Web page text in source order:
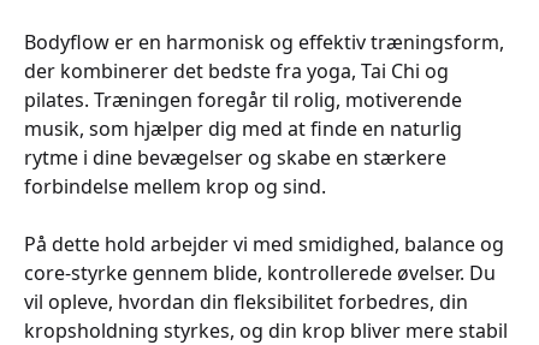
Bodyflow er en harmonisk og effektiv træningsform,
der kombinerer det bedste fra yoga, Tai Chi og
pilates. Træningen foregår til rolig, motiverende
musik, som hjælper dig med at finde en naturlig
rytme i dine bevægelser og skabe en stærkere
forbindelse mellem krop og sind.
På dette hold arbejder vi med smidighed, balance og
core-styrke gennem blide, kontrollerede øvelser. Du
vil opleve, hvordan din fleksibilitet forbedres, din
kropsholdning styrkes, og din krop bliver mere stabil